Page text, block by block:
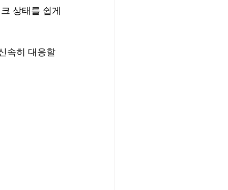
상태를 쉽게
속히 대응할